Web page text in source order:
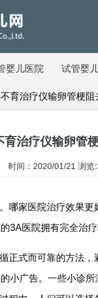
婴儿医院 试管婴
育治疗仪输卵管梗阻
育治疗仪输卵管
时间：2020/01/21 浏览
哪家医院治疗效果
3A医院拥有完全治
正式而可靠的方法
小广告。一些小诊